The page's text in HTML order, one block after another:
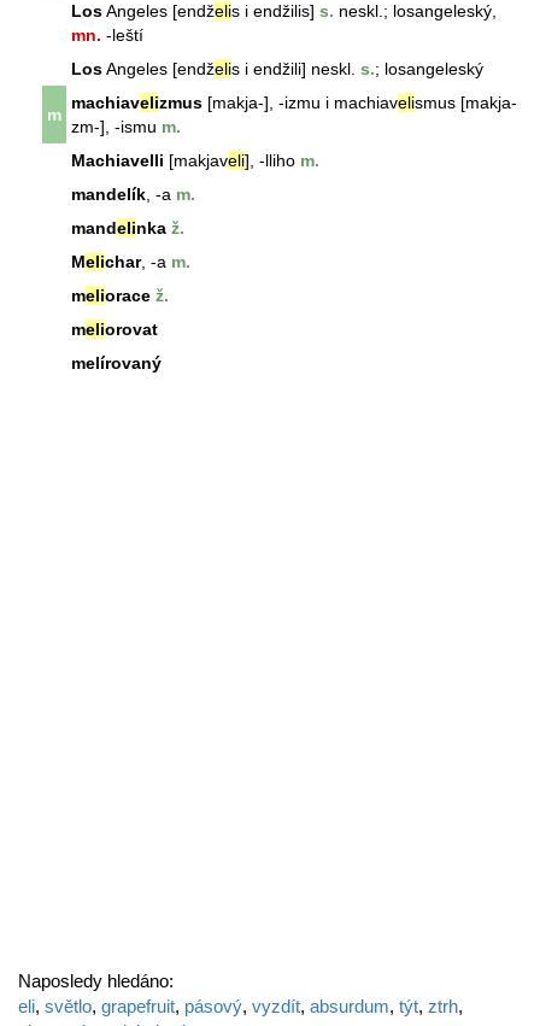
LosAngeles [endželis i endžilis] s. neskl.; losangeleský,
mn. -leští
LosAngeles [endželis i endžili] neskl. s.; losangeleský
m
machiavelizmus [makja-], -izmu i machiavelismus [makja-
zm-], -ismu m.
Machiavelli [makjaveli], -lliho m.
mandelík , -a m.
mandelinka ž.
Melichar, -a m.
meliorace ž.
meliorovat
melírovaný
Naposledy hledáno:
eli, světlo, grapefruit, pásový, vyzdít, absurdum, týt, ztrh,